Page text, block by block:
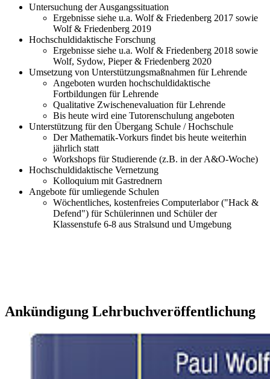
Untersuchung der Ausgangssituation
Ergebnisse siehe u.a. Wolf & Friedenberg 2017 sowie
Wolf & Friedenberg 2019
Hochschuldidaktische Forschung
Ergebnisse siehe u.a. Wolf & Friedenberg 2018 sowie
Wolf, Sydow, Pieper & Friedenberg 2020
Umsetzung von Unterstützungsmaßnahmen für Lehrende
Angeboten wurden hochschuldidaktische
Fortbildungen für Lehrende
Qualitative Zwischenevaluation für Lehrende
Bis heute wird eine Tutorenschulung angeboten
Unterstützung für den Übergang Schule / Hochschule
Der Mathematik-Vorkurs findet bis heute weiterhin
jährlich statt
Workshops für Studierende (z.B. in der A&O-Woche)
Hochschuldidaktische Vernetzung
Kolloquium mit Gastrednern
Angebote für umliegende Schulen
Wöchentliches, kostenfreies Computerlabor ("Hack &
Defend") für Schülerinnen und Schüler der
Klassenstufe 6-8 aus Stralsund und Umgebung
An­kün­di­gung Lehr­buch­ver­öf­fent­li­chung